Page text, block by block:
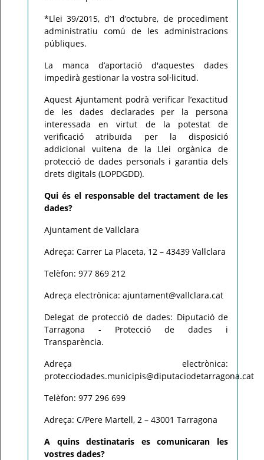
*Llei 39/2015, d’1 d’octubre, de procediment
administratiu comú de les administracions
públiques.
La manca d’aportació d'aquestes dades
impedirà gestionar la vostra sol·licitud.
Aquest Ajuntament podrà verificar l’exactitud
de les dades declarades per la persona
interessada en virtut de la potestat de
verificació atribuïda per la disposició
addicional vuitena de la Llei orgànica de
protecció de dades personals i garantia dels
drets digitals (LOPDGDD).
Qui és el responsable del tractament de les
dades?
Ajuntament de Vallclara
Adreça: Carrer La Placeta, 12 – 43439 Vallclara
Telèfon: 977 869 212
Adreça electrònica: ajuntament@vallclara.cat
Delegat de protecció de dades: Diputació de
Tarragona - Protecció de dades i
Transparència.
Adreça electrònica:
protecciodades.municipis@diputaciodetarragona.cat
Telèfon: 977 296 699
Adreça: C/Pere Martell, 2 – 43001 Tarragona
A quins destinataris es comunicaran les
vostres dades?